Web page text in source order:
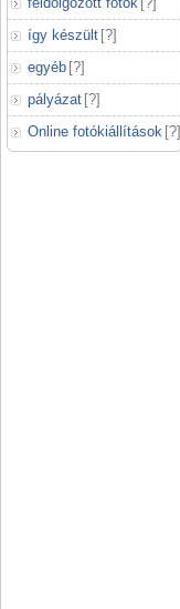
így készült [?]
egyéb [?]
pályázat [?]
Online fotókiállítások [?]